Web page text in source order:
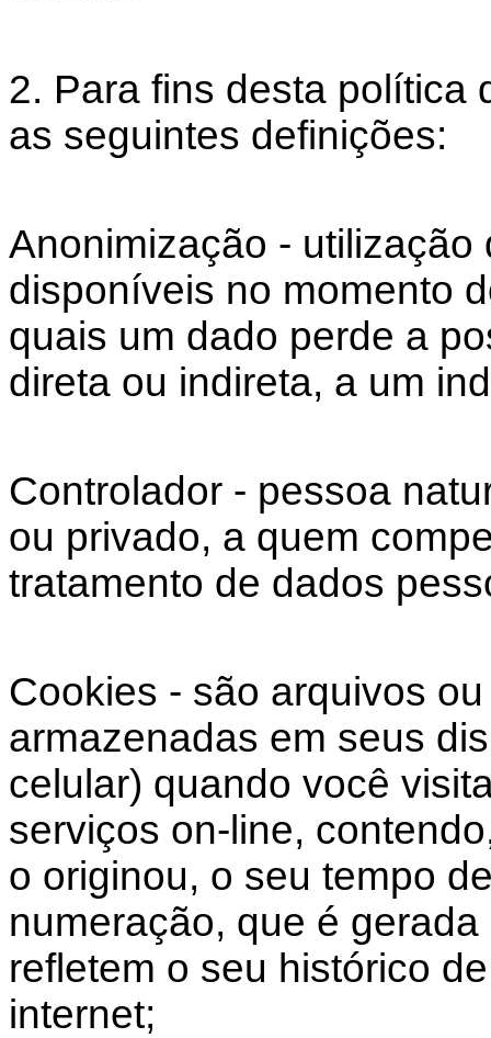
2. Para fins desta política
as seguintes definições:
Anonimização -
disponíveis no momento
quais um dado perde a
direta ou indireta, a um
Controlador - pessoa
ou privado, a quem
tratamento de dados
Cookies - são arquivos
armazenadas em seus
celular) quando você
serviços on-line,
o originou, o seu tempo
numeração, que é
refletem o seu histórico
internet;